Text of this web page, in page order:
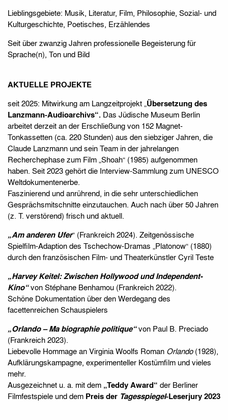
Lieblingsgebiete: Musik, Literatur, Film, Philosophie, Sozial- und
Kulturgeschichte, Poetisches, Erzählendes
Seit über zwanzig Jahren professionelle Begeisterung für
Sprache(n), Ton und Bild
AKTUELLE PROJEKTE
seit 2025: Mitwirkung am Langzeitprojekt „Übersetzung des
Lanzmann-Audioarchivs“. Das Jüdische Museum Berlin
arbeitet derzeit an der Erschließung von 152 Magnet-
Tonkassetten (ca. 220 Stunden) aus den siebziger Jahren, die
Claude Lanzmann und sein Team in der jahrelangen
Recherchephase zum Film „Shoah“ (1985) aufgenommen
haben. Seit 2023 gehört die Interview-Sammlung zum UNESCO
Weltdokumentenerbe.
Faszinierend und anrührend, in die sehr unterschiedlichen
Gesprächsmitschnitte einzutauchen. Auch nach über 50 Jahren
(z. T. verstörend) frisch und aktuell.
„Am anderen Ufer“ (Frankreich 2024). Zeitgenössische
Spielfilm-Adaption des Tschechow-Dramas „Platonow“ (1880)
durch den französischen Film- und Theaterkünstler Cyril Teste
„Harvey Keitel: Zwischen Hollywood und Independent-
Kino“von Stéphane Benhamou (Frankreich 2022).
Schöne Dokumentation über den Werdegang des
facettenreichen Schauspielers
„Orlando – Ma biographie politique“von Paul B. Preciado
(Frankreich 2023).
Liebevolle Hommage an Virginia Woolfs Roman Orlando(1928),
Aufklärungskampagne, experimenteller Kostümfilm und vieles
mehr.
Ausgezeichnet u. a. mit dem „Teddy Award“ der Berliner
Filmfestspiele und dem Preis der Tagesspiegel-Leserjury 2023